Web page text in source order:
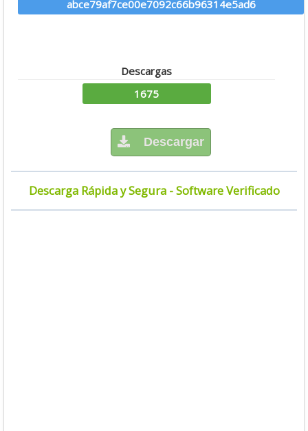
abce79af7ce00e7092c66b96314e5ad6
Descargas
1675
Descargar
Descarga Rápida y Segura - Software Verificado